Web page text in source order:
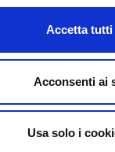
Accetta tutti
Acconsenti ai
Usa solo i
Sie
sich
für
unseren